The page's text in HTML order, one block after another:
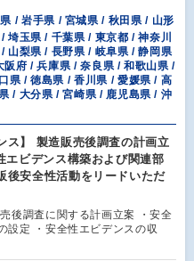
/ 岩手県 / 宮城県 / 秋田県 / 山形
埼玉県 / 千葉県 / 東京都 / 神奈川
山梨県 / 長野県 / 岐阜県 / 静岡県
府 / 兵庫県 / 奈良県 / 和歌山県 /
県 / 徳島県 / 香川県 / 愛媛県 / 高
/ 大分県 / 宮崎県 / 鹿児島県 / 沖
ス】 製造販売後調査の計画立
エビデンス構築および関連部
後安全性活動をリードいただ
後調査に関する計画立案 ・安全
設定 ・安全性エビデンスの収